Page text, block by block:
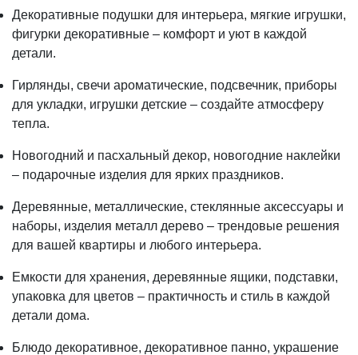
Декоративные подушки для интерьера, мягкие игрушки,
фигурки декоративные – комфорт и уют в каждой
детали.
Гирлянды, свечи ароматические, подсвечник, приборы
для укладки, игрушки детские – создайте атмосферу
тепла.
Новогодний и пасхальный декор, новогодние наклейки
– подарочные изделия для ярких праздников.
Деревянные, металлические, стеклянные аксессуары и
наборы, изделия металл дерево – трендовые решения
для вашей квартиры и любого интерьера.
Емкости для хранения, деревянные ящики, подставки,
упаковка для цветов – практичность и стиль в каждой
детали дома.
Блюдо декоративное, декоративное панно, украшение